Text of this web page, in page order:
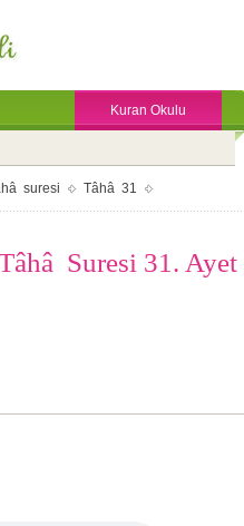
Kuran Okulu
suresi Tâhâ 31
Suresi 31. Ayet